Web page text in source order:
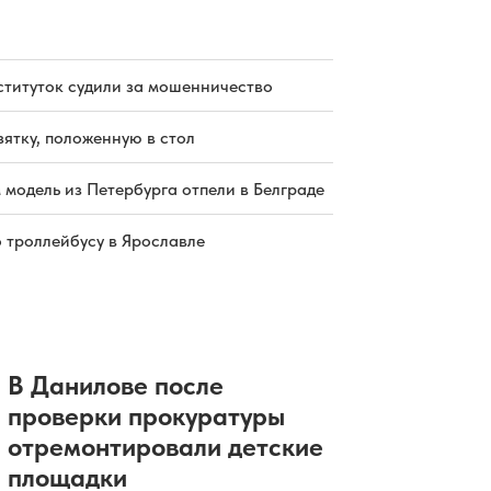
судили за мошенничество
положенную в стол
из Петербурга отпели в Белграде
троллейбусу в Ярославле
В Данилове после
проверки прокуратуры
отремонтировали детские
площадки